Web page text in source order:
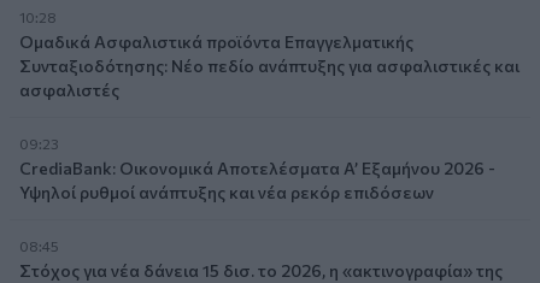
10:28
Ομαδικά Ασφαλιστικά προϊόντα Επαγγελματικής
Συνταξιοδότησης: Νέο πεδίο ανάπτυξης για ασφαλιστικές και
ασφαλιστές
09:23
CrediaBank: Οικονομικά Αποτελέσματα A’ Εξαμήνου 2026 -
Υψηλοί ρυθμοί ανάπτυξης και νέα ρεκόρ επιδόσεων
08:45
Στόχος για νέα δάνεια 15 δισ. το 2026, η «ακτινογραφία» της